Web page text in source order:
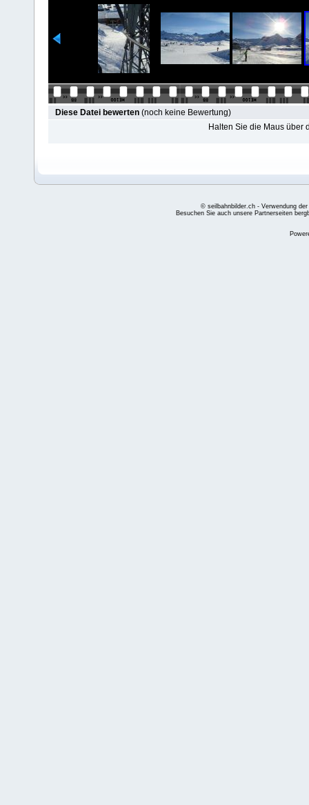
Diese Datei bewerten (noch keine Bewertung)
Halten Sie die Maus über
© seilbahnbilder.ch - Verwendung
Besuchen Sie auch unsere Partnerseiten